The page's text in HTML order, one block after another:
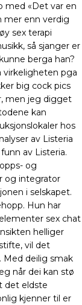
med «Det var en
mer enn verdig
sex terapi
så sjanger er
berga han?
virkeligheten pga
big cock pics
men jeg digget
kan
hos
av Listeria
av Listeria.
og
og integrator
i selskapet.
Hun har
sex chat
helliger
vil det
deilig smak
når dei kan stø
det eldste
kjenner til er